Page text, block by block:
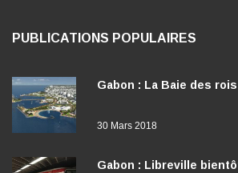
PUBLICATIONS POPULAIRES
Gabon : La Baie des
30 Mars 2018
Gabon : Libreville